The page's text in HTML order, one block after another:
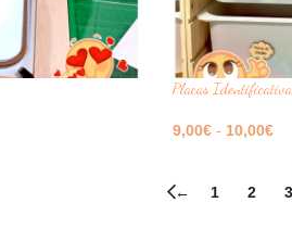
Placas
9,00€- 10,00€
← 1 2 3